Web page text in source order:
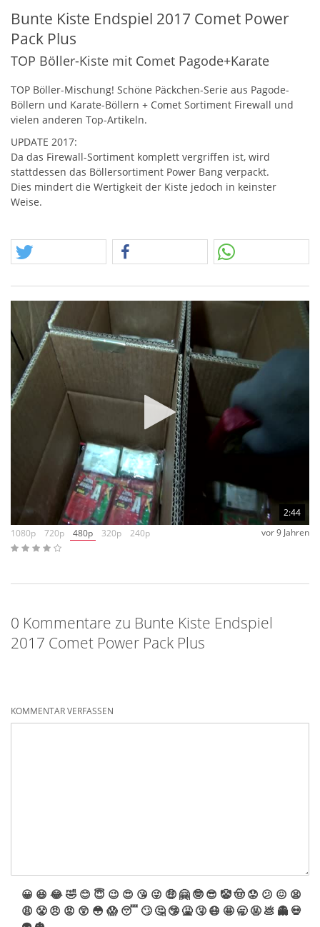
Bunte Kiste Endspiel 2017 Comet Power
Pack Plus
TOP Böller-Kiste mit Comet Pagode+Karate
TOP Böller-Mischung! Schöne Päckchen-Serie aus Pagode-
Böllern und Karate-Böllern + Comet Sortiment Firewall und
vielen anderen Top-Artikeln.
UPDATE 2017:
Da das Firewall-Sortiment komplett vergriffen ist, wird
stattdessen das Böllersortiment Power Bang verpackt.
Dies mindert die Wertigkeit der Kiste jedoch in keinster
Weise.
2:44
1080p
720p 480p 320p 240p vor 9 Jahren
0 Kommentare zu Bunte Kiste Endspiel
2017 Comet Power Pack Plus
KOMMENTAR VERFASSEN
😀 😆 😂🤣 😊 😇 😉 😍 😘 😜 🤑 🤗 🤓 😎 🤡🤠 😟 😕 😖 😫
😩 😤 😠 😡 😲 😳 😱 😴 🙄 🤔 🤥 🤮 🤧 😷 🤩 🥱 🤬 💩 👻 💀